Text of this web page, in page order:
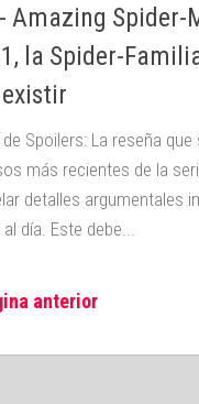
Amazing Spider-
la Spider-
Spoilers: La reseña
más recientes de la
detalles argumentales
día. Este debe...
anterior